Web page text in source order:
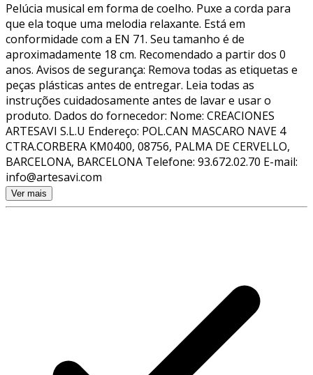
Pelúcia musical em forma de coelho. Puxe a corda para
que ela toque uma melodia relaxante. Está em
conformidade com a EN 71. Seu tamanho é de
aproximadamente 18 cm. Recomendado a partir dos 0
anos. Avisos de segurança: Remova todas as etiquetas e
peças plásticas antes de entregar. Leia todas as
instruções cuidadosamente antes de lavar e usar o
produto. Dados do fornecedor: Nome: CREACIONES
ARTESAVI S.L.U Endereço: POL.CAN MASCARO NAVE 4
CTRA.CORBERA KM0400, 08756, PALMA DE CERVELLO,
BARCELONA, BARCELONA Telefone: 93.672.02.70 E-mail:
info@artesavi.com
Ver mais